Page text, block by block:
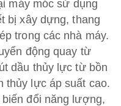
máy móc sử dụng
bị xây dựng, thang
trong các nhà máy.
động quay từ
dầu thủy lực từ bồn
thủy lực áp suất cao.
đổi năng lượng,